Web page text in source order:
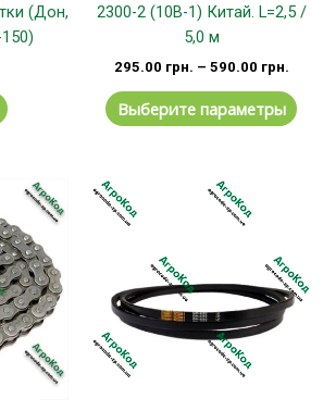
(Дон,
2300-2 (10B-1) Китай. L=2,5 /
5,0 м
295.00 грн. – 590.00 грн.
Выберите параметры
товар
несколько
вариаций.
Опции
можно
выбрать
на